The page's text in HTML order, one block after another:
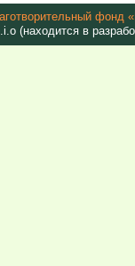
(находится в